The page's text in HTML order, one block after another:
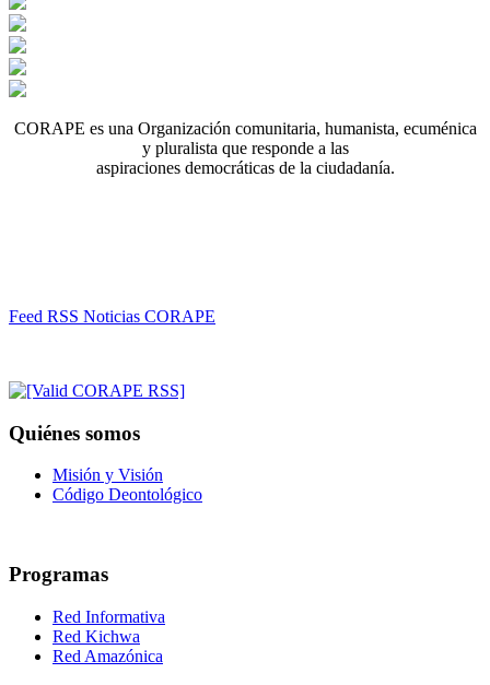
CORAPE es una Organización comunitaria, humanista, ecuménica
y pluralista que responde a las
aspiraciones democráticas de la ciudadanía.
Feed RSS Noticias CORAPE
Quiénes somos
Misión y Visión
Código Deontológico
Programas
Red Informativa
Red Kichwa
Red Amazónica